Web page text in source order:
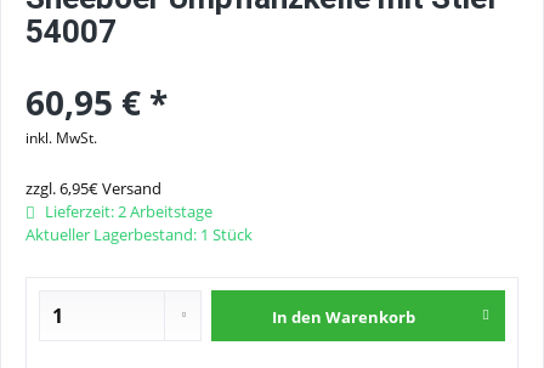
54007
60,95 € *
inkl. MwSt.
zzgl. 6,95€ Versand
Lieferzeit: 2 Arbeitstage
Aktueller Lagerbestand: 1 Stück
In den Warenkorb